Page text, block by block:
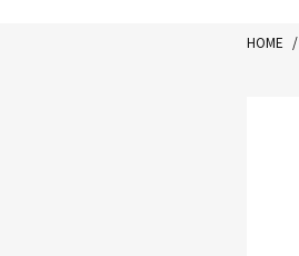
HOME /